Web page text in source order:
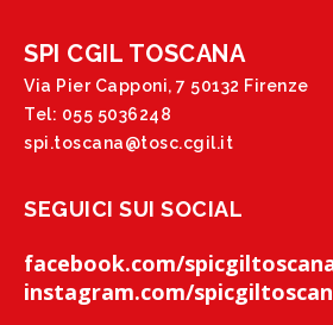
SPI CGIL TOSCANA
Via Pier Capponi, 7 50132 Firenze
Tel: 055 5036248
spi.toscana@tosc.cgil.it
SEGUICI SUI SOCIAL
facebook.com/
instagram.com/